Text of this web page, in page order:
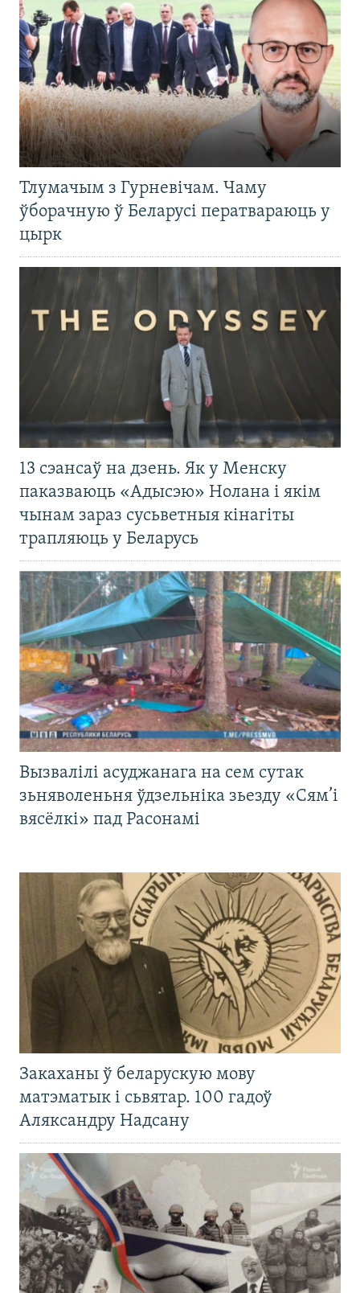
Тлумачым з Гурневічам. Чаму
ўборачную ў Беларусі ператвараюць у
цырк
13 сэансаў на дзень. Як у Менску
паказваюць «Адысэю» Нолана і якім
чынам зараз сусьветныя кінагіты
трапляюць у Беларусь
Вызвалілі асуджанага на сем сутак
зьняволеньня ўдзельніка зьезду «Сям’і
вясёлкі» пад Расонамі
Закаханы ў беларускую мову
матэматык і сьвятар. 100 гадоў
Аляксандру Надсану